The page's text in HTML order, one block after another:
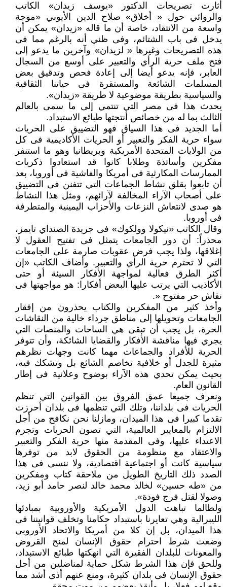
أثارت تصريحات الدكتور «يوسف زيدان» الكاتب
والروائي حول « أخلاق» صلاح الدين الأيوبي «موجة
واسعة من الانتقاد، خاصة أن ما قاله «زيدان» يمكن أن
يدخل فى باب الشتائم، وفى ظني أنه بالرغم مما فى
هذه التصريحات وغيرها « لزيدان» وآخرين ما يدعو إلى
فتح ملف حرية الرأي والتعبير على أوسع من السجال
العابر، فإنه يدعو أيضا إلى إعادة فحص وتدقيق بعض
المسلمات الشائعة والمستقرة فى حياتنا الثقافية
والسياسية بطريقة موضوعية لا طريقة «زيدان».
يحدث هذا فى مصر التي تنتمي إلى ما سمى بالعالم
الثالث بما له من خصائص أنتجتها طبائع الاستبداد.
أما الجديد فى هذا السياق فهو التضييق على الحريات
سواء حرية الفكر والتعبير أو الحريات الأكاديمية فى كل
من الولايات المتحدة الأمريكية وبريطانيا وهو ما استنفر
مفكرين وأساتذة وطلابا كانوا قد استعادوا ذكريات
الممارسات المكارثية فى أمريكا والفاشية فى أوروبا، بعد
أن تابعوا بقلق نشاط الجماعات التي تتفنن فى التضييق
على أصحاب الآراء المخالفة لآرائهم، ومثل هذا النشاط
هو صدى لانتعاش النزعات والأحزاب اليمينية والمتطرفة
فى أوروبا.
وقال الكاتب «نيكولا وولكوك» فى جريدة الصنداي تايمز،
محذراً: أن دور الجامعات يتمثل فى تفتيح العقول لا
إغلاقها، ولذا يجب فرض عقوبات صارمة على الجامعات
التي لا تحترم حرية الرأي والتعبير. وأضاف الكاتب «إن
أكثر الطرق فعالية لمواجهة الأفكار السيئة أو حتى
الأكاذيب التي يرتب عليها البعض أفكارا: هو مواجهتها فى
نقاش حر مفتوح «.
وأخذ كثير من المفكرين والكتاب يحذرون من إفقار
الجامعات وتحويلها إلى مناطق جرداء خالية من النقاشات
الحرة، بل يجب أن تبقى هي الساحات والمنصات التي
يجري فيها مناقشة الأفكار والقضايا الشائكة، وأن تتوفر
الحرية للأفراد والجماعات مهما كانت وجهات نظرهم
مثيرة للجدل أو خلافية تخاصم الشائع بل وتشكك فيه،
بحيث يمكن تحدي هذه الآراء بوضوح وعلانية فى إطار
القانون العام.
ونعرف جميعا عمق الفروق بين القوانين التي تنظم
الحريات فى بلداننا، وتلك التي تنظمها فى بلدان أحرزت
تقدما كبيرا فى هذا الميدان، ومازلنا نحن نكافح من أجل
الالتزام بالمعايير العالمية، التي تصون الحريات وتجرم
الاعتداء عليها، وفى المقدمة منها حرية الفكر والتعبير
والاعتقاد مع منظومة من الحقوق لابد من توفرها
سياسية كانت أو اجتماعية اقتصادية، ولا ننسى فى هذا
الصدد ذلك التاريخ الطويل من ملاحقة كتاب ومفكرين
من «طه حسين» لخالد محمد خالد لنصر حامد أبو زيد،
وصولا لقتل فرج فودة».
ولطالما تباهت الدول الأمريكية والأوروبية بمبادئها
الليبرالية وهي تعايرنا باستبداد حكامنا وتخلف قوانيننا فى
هذا الميدان، بل إن كلا من أمريكا والاتحاد الأوروبي
وضعت شرط احترام حقوق الإنسان لمنح القروض
والمعونات للبلدان الفقيرة التي انهكتها طبائع الاستبداد،
وللحق فإن هذا الشرط شكل حماية لمناضلين من أجل
حقوق الإنسان فى بلدان كثيرة، ومنع عنهم أذى أشد مما